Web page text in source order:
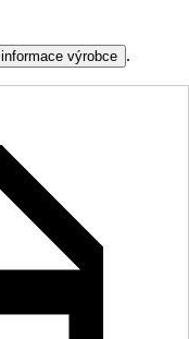
informace výrobce .